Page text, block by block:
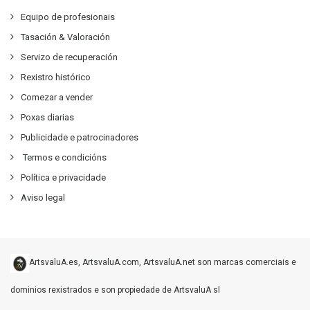
Equipo de profesionais
Tasación & Valoración
Servizo de recuperación
Rexistro histórico
Comezar a vender
Poxas diarias
Publicidade e patrocinadores
Termos e condicións
Política e privacidade
Aviso legal
ArtsvaluA.es, ArtsvaluA.com, ArtsvaluA.net son marcas comerciais e
dominios rexistrados e son propiedade de ArtsvaluA sl